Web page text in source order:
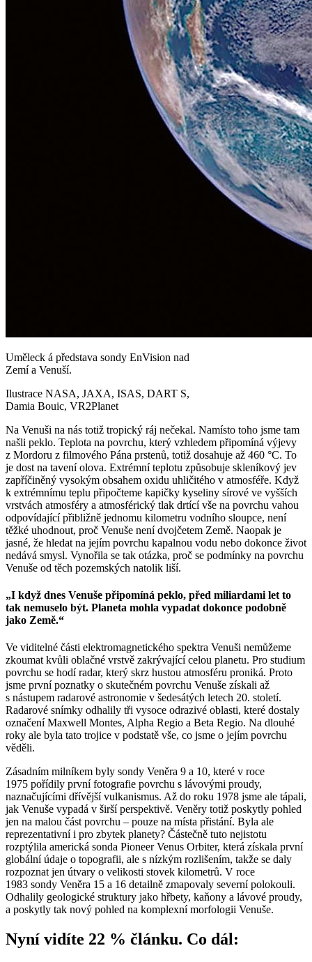
Uměleck á představa sondy EnVision nad
Zemí a Venuší.
Ilustrace NASA, JAXA, ISAS, DART S,
Damia Bouic, VR2Planet
Na Venuši na nás totiž tropický ráj nečekal. Namísto toho jsme tam
našli peklo. Teplota na povrchu, který vzhledem připomíná výjevy
z Mordoru z filmového Pána prstenů, totiž dosahuje až 460 °C. To
je dost na tavení olova. Extrémní teplotu způsobuje skleníkový jev
zapříčiněný vysokým obsahem oxidu uhličitého v atmosféře. Když
k extrémnímu teplu připočteme kapičky kyseliny sírové ve vyšších
vrstvách atmosféry a atmosférický tlak drtící vše na povrchu vahou
odpovídající přibližně jednomu kilometru vodního sloupce, není
těžké uhodnout, proč Venuše není dvojčetem Země. Naopak je
jasné, že hledat na jejím povrchu kapalnou vodu nebo dokonce život
nedává smysl. Vynořila se tak otázka, proč se podmínky na povrchu
Venuše od těch pozemských natolik liší.
„I když dnes Venuše připomíná peklo, před miliardami let to
tak nemuselo být. Planeta mohla vypadat dokonce podobně
jako Země.“
Ve viditelné části elektromagnetického spektra Venuši nemůžeme
zkoumat kvůli oblačné vrstvě zakrývající celou planetu. Pro studium
povrchu se hodí radar, který skrz hustou atmosféru proniká. Proto
jsme první poznatky o skutečném povrchu Venuše získali až
s nástupem radarové astronomie v šedesátých letech 20. století.
Radarové snímky odhalily tři vysoce odrazivé oblasti, které dostaly
označení Maxwell Montes, Alpha Regio a Beta Regio. Na dlouhé
roky ale byla tato trojice v podstatě vše, co jsme o jejím povrchu
věděli.
Zásadním milníkem byly sondy Veněra 9 a 10, které v roce
1975 pořídily první fotografie povrchu s lávovými proudy,
naznačujícími dřívější vulkanismus. Až do roku 1978 jsme ale tápali,
jak Venuše vypadá v širší perspektivě. Veněry totiž poskytly pohled
jen na malou část povrchu – pouze na místa přistání. Byla ale
reprezentativní i pro zbytek planety? Částečně tuto nejistotu
rozptýlila americká sonda Pioneer Venus Orbiter, která získala první
globální údaje o topografii, ale s nízkým rozlišením, takže se daly
rozpoznat jen útvary o velikosti stovek kilometrů. V roce
1983 sondy Veněra 15 a 16 detailně zmapovaly severní polokouli.
Odhalily geologické struktury jako hřbety, kaňony a lávové proudy,
a poskytly tak nový pohled na komplexní morfologii Venuše.
Nyní vidíte 22 % článku. Co dál: